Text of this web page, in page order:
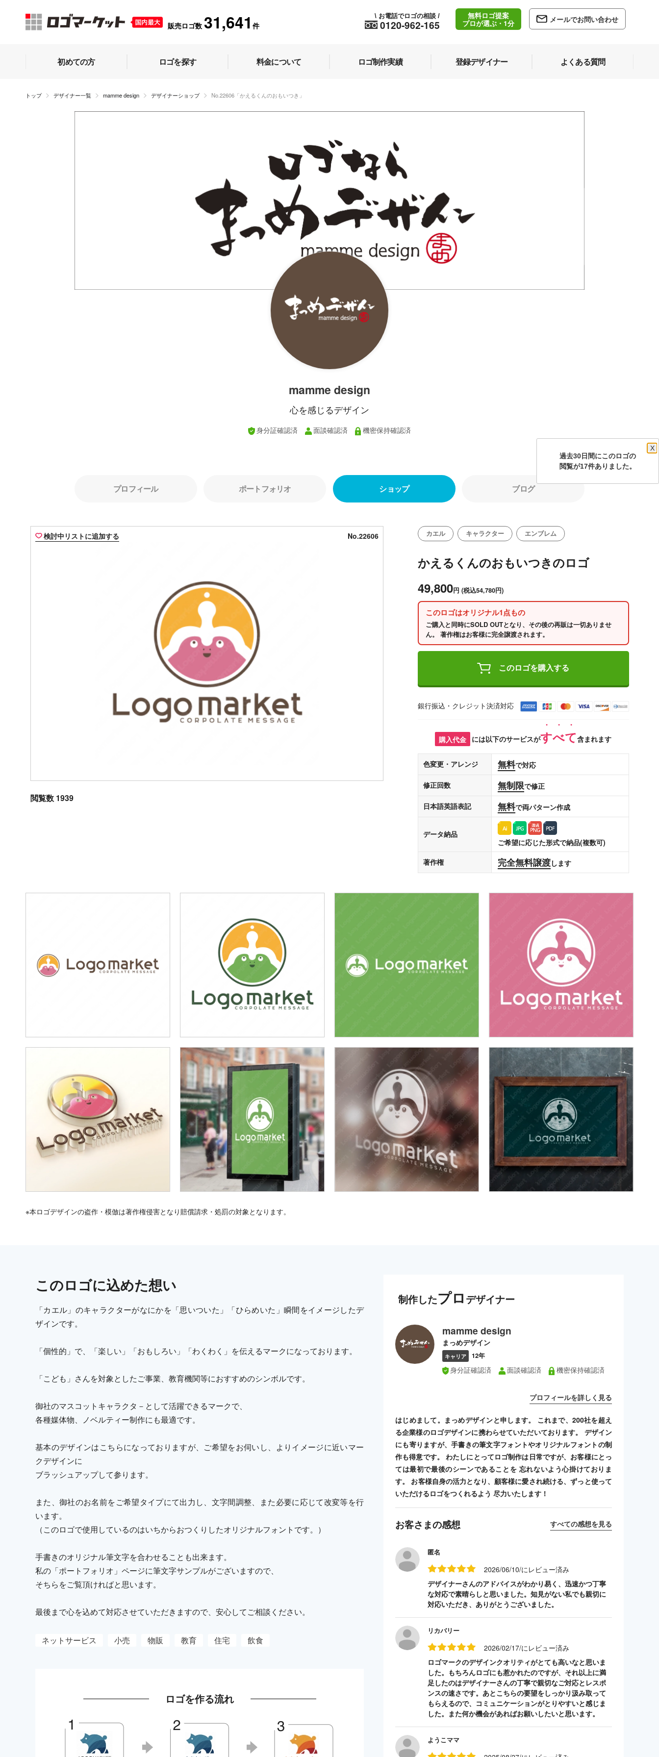
販売ロゴ数 31,641 件 0120-962-165
\ お電話でロゴの相談 /
無料ロゴ提案
プロが選ぶ・1分
メールでお問い合わせ
初めての方 ロゴを探す 料金について ロゴ制作実績 登録デザイナー よくある質問
トップ デザイナー一覧 mamme design デザイナーショップ No.22606「かえるくんのおもいつき」
mamme design
心を感じるデザイン
身分証確認済 面談確認済 機密保持確認済
プロフィール ポートフォリオ ショップ ブログ
検討中リストに追加する No.22606
閲覧数 1939
カエル キャラクター エンブレム
かえるくんのおもいつきのロゴ
49,800円 (税込54,780円)
このロゴはオリジナル1点もの
ご購入と同時にSOLD OUTとなり、その後の再販は一切ありませ
ん。 著作権はお客様に完全譲渡されます。
このロゴを購入する
銀行振込・クレジット決済対応
購入代金 には以下のサービスがすべて含まれます
色変更・アレンジ 無料で対応
修正回数 無制限で修正
日本語英語表記 無料で両パターン作成
データ納品
ご希望に応じた形式で納品(複数可)
著作権
完全無料譲渡します
※本ロゴデザインの盗作・模倣は著作権侵害となり賠償請求・処罰の対象となります。
このロゴに込めた想い
「カエル」のキャラクターがなにかを「思いついた」「ひらめいた」瞬間をイメージしたデ
ザインです。
「個性的」で、「楽しい」「おもしろい」「わくわく」を伝えるマークになっております。
「こども」さんを対象としたご事業、教育機関等におすすめのシンボルです。
御社のマスコットキャラクタ－として活躍できるマークで、
各種媒体物、ノベルティー制作にも最適です。
基本のデザインはこちらになっておりますが、ご希望をお伺いし、よりイメージに近いマー
クデザインに
ブラッシュアップして参ります。
また、御社のお名前をご希望タイプにて出力し、文字間調整、また必要に応じて改変等を行
います。
（このロゴで使用しているのはいちからおつくりしたオリジナルフォントです。）
手書きのオリジナル筆文字を合わせることも出来ます。
私の「ポートフォリオ」ページに筆文字サンプルがございますので、
そちらをご覧頂ければと思います。
最後まで心を込めて対応させていただきますので、安心してご相談ください。
ネットサービス 小売 物販 教育 住宅 飲食
ロゴを作る流れ
制作したプロ デザイナー
mamme design
まっめデザイン
キャリア 12年
身分証確認済 面談確認済 機密保持確認済
プロフィールを詳しく見る
はじめまして。まっめデザインと申します。 これまで、200社を超え
る企業様のロゴデザインに携わらせていただいております。 デザイン
にも寄りますが、手書きの筆文字フォントやオリジナルフォントの制
作も得意です。 わたしにとってロゴ制作は日常ですが、お客様にとっ
ては最初で最後のシーンであることを 忘れないよう心掛けておりま
す。 お客様自身の活力となり、顧客様に愛され続ける、ずっと使って
いただけるロゴをつくれるよう 尽力いたします！
お客さまの感想 すべての感想を見る
匿名
2026/06/10/にレビュー済み
デザイナーさんのアドバイスがわかり易く、迅速かつ丁寧
な対応で素晴らしと思いました。知見がない私でも親切に
対応いただき、ありがとうございました。
リカバリー
2026/02/17/にレビュー済み
ロゴマークのデザインクオリティがとても高いなと思いま
した。もちろんロゴにも惹かれたのですが、それ以上に満
足したのはデザイナーさんの丁寧で親切なご対応とレスポ
ンスの速さです。あとこちらの要望をしっかり汲み取って
もらえるので、コミュニケーションがとりやすいと感じま
した。また何か機会があればお願いしたいと思います。
ようこママ
過去30日間にこのロゴの
X
閲覧が17件ありました。